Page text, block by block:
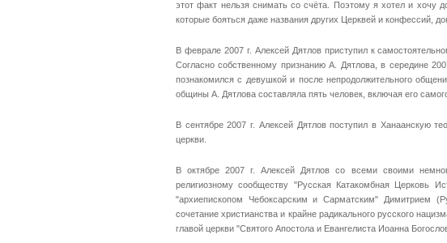
этот факт нельзя снимать со счёта. Поэтому я хотел и хочу
которые бояться даже названия других Церквей и конфессий,
В феврале 2007 г. Алексей Дятлов приступил к
Согласно собственному признанию А. Дятлова, в середине
познакомился с девушкой и после непродолжительного
общины А. Дятлова составляла пять человек, включая его
В сентябре 2007 г. Алексей Дятлов поступил в Ханаанскую
церкви.
В октябре 2007 г. Алексей Дятлов со всеми своими
религиозному сообществу "Русская Катакомбная Церковь
"архиепископом Чебоксарским и Сарматским" Димитрием
сочетание христианства и крайне радикального русского
главой церкви "Святого Апостола и Евангелиста Иоанна